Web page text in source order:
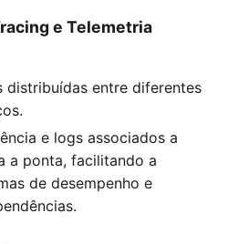
e Telemetria
distribuídas entre diferentes
e logs associados a
a ponta, facilitando a
de desempenho e